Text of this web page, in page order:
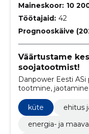
Maineskoor: 10
Töötajaid: 42
Prognooskäive
Väärtustame
soojatootmist!
Danpower Eesti
tootmine,
küte
ehitus
energia- ja